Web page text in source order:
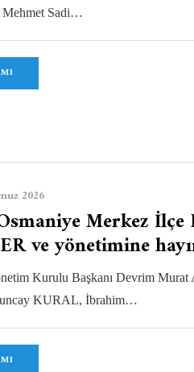
Mehmet Sadi…
2026
Merkez İlçe
ve yönetimine
Kurulu Başkanı Devrim
KURAL, İbrahim…